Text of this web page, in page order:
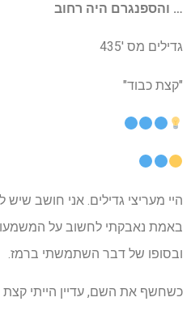
… והספנגרם היה רחוב
גדילים מס '435
"קצת כבוד"
היי מעריצי גדילים. אני חושב
באמת נאבקתי לחשוב על
ובסופו של דבר השתמשתי ברמז.
כשחשף את השם, עדיין הייתי קצת